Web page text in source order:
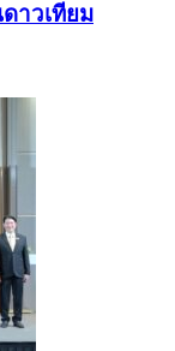
าวเทียม